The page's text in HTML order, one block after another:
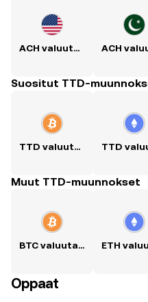
ACH valuutaksi USD
Suositut TTD-
TTD valuutaksi BTC
Muut TTD-muunnokset
BTC valuutaksi TTD
Oppaat